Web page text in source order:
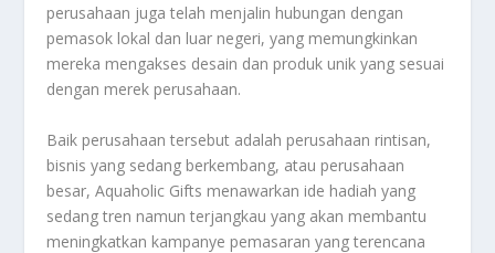
perusahaan juga telah menjalin hubungan dengan
pemasok lokal dan luar negeri, yang memungkinkan
mereka mengakses desain dan produk unik yang sesuai
dengan merek perusahaan.
Baik perusahaan tersebut adalah perusahaan rintisan,
bisnis yang sedang berkembang, atau perusahaan
besar, Aquaholic Gifts menawarkan ide hadiah yang
sedang tren namun terjangkau yang akan membantu
meningkatkan kampanye pemasaran yang terencana